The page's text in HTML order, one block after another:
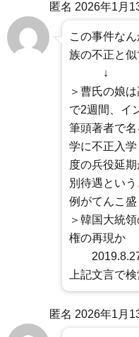
匿名 2026年1月
この事件な
族の不正と似
↓
＞曹氏の娘
で2週間、イ
筆頭著者で
学に不正入
度の兵役延
別待遇とい
例がてんこ盛
＞韓国大統
権の再現か
2019.8.27
上記文言で検
匿名 2026年1月